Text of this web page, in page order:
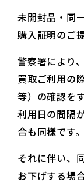
未開封品・同
購入証明のご
警察署により
買取ご利用の
等）の確認を
利用日の間隔
合も同様です。
それに伴い、
お下げする場